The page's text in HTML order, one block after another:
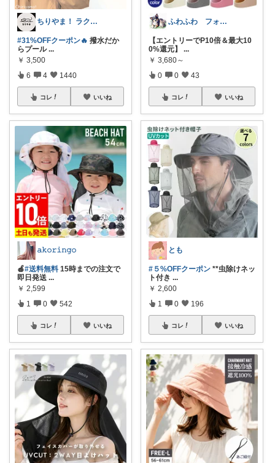
ちりやま！ ラク×便利グッズ🫧
#31%OFFクーポン🔥 撥水だか
らプール ...
￥ 3,500
6 4 1440
コレ いいね
𝚊𝚔𝚘𝚛𝚒𝚗𝚐𝚘
🍎#送料無料 15時までの注文で
即日発送 ...
￥ 2,599
1 0 542
コレ いいね
ふわふわ フォローいいねありがとう😊
【エントリーでP10倍＆最大10
0%還元】
...
￥ 3,680～
0 0 43
コレ いいね
とも
#５%OFFクーポン **虫除けネッ
ト付き ...
￥ 2,600
1 0 196
コレ いいね